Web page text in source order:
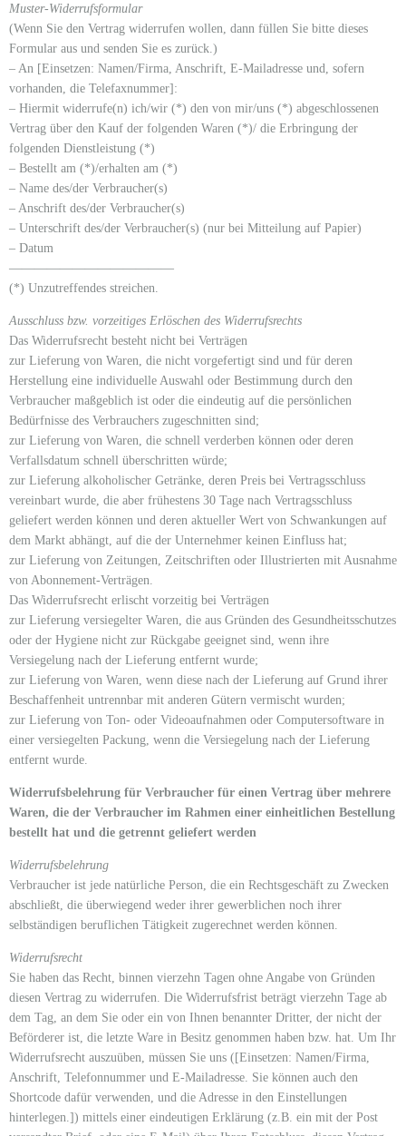
Muster-Widerrufsformular
(Wenn Sie den Vertrag widerrufen wollen, dann füllen Sie bitte dieses
Formular aus und senden Sie es zurück.)
– An [Einsetzen: Namen/Firma, Anschrift, E-Mailadresse und, sofern
vorhanden, die Telefaxnummer]:
– Hiermit widerrufe(n) ich/wir (*) den von mir/uns (*) abgeschlossenen
Vertrag über den Kauf der folgenden Waren (*)/ die Erbringung der
folgenden Dienstleistung (*)
– Bestellt am (*)/erhalten am (*)
– Name des/der Verbraucher(s)
– Anschrift des/der Verbraucher(s)
– Unterschrift des/der Verbraucher(s) (nur bei Mitteilung auf Papier)
– Datum
—————————————
(*) Unzutreffendes streichen.
Ausschluss bzw. vorzeitiges Erlöschen des Widerrufsrechts
Das Widerrufsrecht besteht nicht bei Verträgen
zur Lieferung von Waren, die nicht vorgefertigt sind und für deren
Herstellung eine individuelle Auswahl oder Bestimmung durch den
Verbraucher maßgeblich ist oder die eindeutig auf die persönlichen
Bedürfnisse des Verbrauchers zugeschnitten sind;
zur Lieferung von Waren, die schnell verderben können oder deren
Verfallsdatum schnell überschritten würde;
zur Lieferung alkoholischer Getränke, deren Preis bei Vertragsschluss
vereinbart wurde, die aber frühestens 30 Tage nach Vertragsschluss
geliefert werden können und deren aktueller Wert von Schwankungen auf
dem Markt abhängt, auf die der Unternehmer keinen Einfluss hat;
zur Lieferung von Zeitungen, Zeitschriften oder Illustrierten mit Ausnahme
von Abonnement-Verträgen.
Das Widerrufsrecht erlischt vorzeitig bei Verträgen
zur Lieferung versiegelter Waren, die aus Gründen des Gesundheitsschutzes
oder der Hygiene nicht zur Rückgabe geeignet sind, wenn ihre
Versiegelung nach der Lieferung entfernt wurde;
zur Lieferung von Waren, wenn diese nach der Lieferung auf Grund ihrer
Beschaffenheit untrennbar mit anderen Gütern vermischt wurden;
zur Lieferung von Ton- oder Videoaufnahmen oder Computersoftware in
einer versiegelten Packung, wenn die Versiegelung nach der Lieferung
entfernt wurde.
Widerrufsbelehrung für Verbraucher für einen Vertrag über mehrere
Waren, die der Verbraucher im Rahmen einer einheitlichen Bestellung
bestellt hat und die getrennt geliefert werden
Widerrufsbelehrung
Verbraucher ist jede natürliche Person, die ein Rechtsgeschäft zu Zwecken
abschließt, die überwiegend weder ihrer gewerblichen noch ihrer
selbständigen beruflichen Tätigkeit zugerechnet werden können.
Widerrufsrecht
Sie haben das Recht, binnen vierzehn Tagen ohne Angabe von Gründen
diesen Vertrag zu widerrufen. Die Widerrufsfrist beträgt vierzehn Tage ab
dem Tag, an dem Sie oder ein von Ihnen benannter Dritter, der nicht der
Beförderer ist, die letzte Ware in Besitz genommen haben bzw. hat. Um Ihr
Widerrufsrecht auszuüben, müssen Sie uns ([Einsetzen: Namen/Firma,
Anschrift, Telefonnummer und E-Mailadresse. Sie können auch den
Shortcode dafür verwenden, und die Adresse in den Einstellungen
hinterlegen.]) mittels einer eindeutigen Erklärung (z.B. ein mit der Post